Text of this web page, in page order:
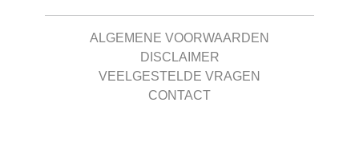
ALGEMENE VOORWAARDEN
DISCLAIMER
VEELGESTELDE VRAGEN
CONTACT